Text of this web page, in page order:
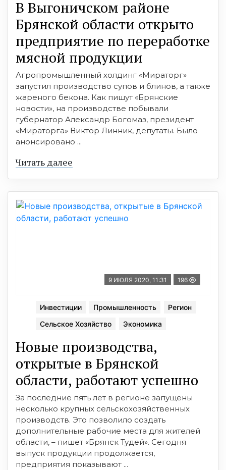
В Выгоничском районе
Брянской области открыто
предприятие по переработке
мясной продукции
Агропромышленный холдинг «Мираторг»
запустил производство супов и блинов, а также
жареного бекона. Как пишут «Брянские
новости», на производстве побывали
губернатор Александр Богомаз, президент
«Мираторга» Виктор Линник, депутаты. Было
анонсировано ...
Читать далее
9 ИЮЛЯ 2020, 11:31 196
Инвестиции Промышленность
Регион
Сельское Хозяйство
Экономика
Новые производства,
открытые в Брянской
области, работают успешно
За последние пять лет в регионе запущены
несколько крупных сельскохозяйственных
производств. Это позволило создать
дополнительные рабочие места для жителей
области, – пишет «Брянск Тудей». Сегодня
выпуск продукции продолжается,
предприятия показывают ...